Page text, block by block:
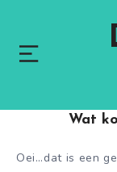
Wat
Oei…dat is een